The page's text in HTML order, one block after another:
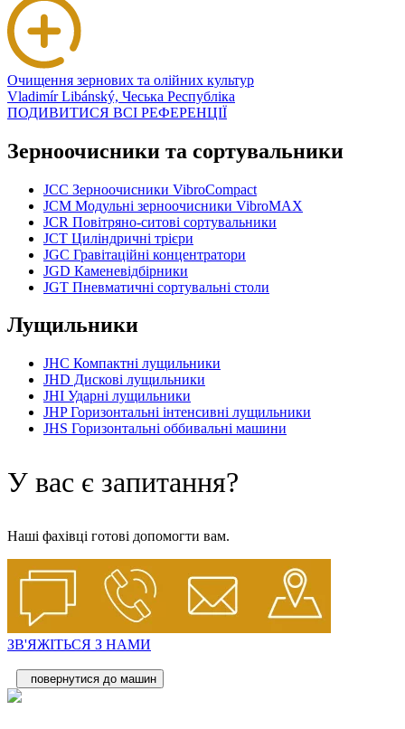
Очищення зернових та олійних культур
Vladimír Libánský, Чеська Республіка
ПОДИВИТИСЯ ВСІ РЕФЕРЕНЦІЇ
Зерноочисники та сортувальники
JCC Зерноочисники VibroCompact
JCM Модульні зерноочисники VibroMAX
JCR Повітряно-ситові сортувальники
JCT Циліндричні трієри
JGC Гравітаційні концентратори
JGD Каменевідбірники
JGT Пневматичні сортувальні столи
Лущильники
JHC Компактні лущильники
JHD Дискові лущильники
JHI Ударні лущильники
JHP Горизонтальні інтенсивні лущильники
JHS Горизонтальні оббивальні машини
У вас є запитання?
Наші фахівці готові допомогти вам.
ЗВ'ЯЖІТЬСЯ З НАМИ
повернутися до машин